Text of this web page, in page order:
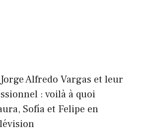
Alfredo Vargas et leur
: voilà à quoi
Sofía et Felipe en